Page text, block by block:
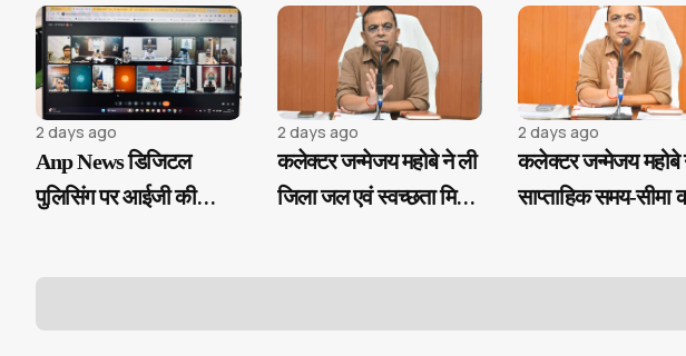
2 days ago
Anp News डिजिटल
पुलिसिंग पर आईजी की
2 days ago
कलेक्टर जन्मेजय महोबे ने ली
जिला जल एवं स्वच्छता मिशन
2 days ago
कलेक्टर जन्मेजय महोबे
साप्ताहिक समय-सीमा